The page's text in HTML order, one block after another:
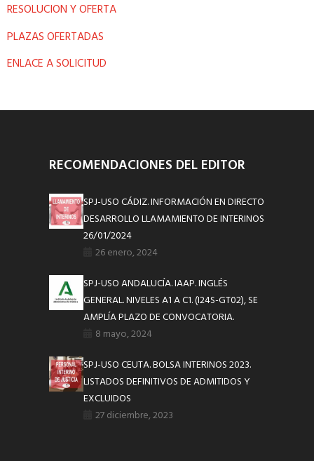
RESOLUCION Y OFERTA
PLAZAS OFERTADAS
ENLACE A SOLICITUD
RECOMENDACIONES DEL EDITOR
SPJ-USO CÁDIZ. INFORMACIÓN EN DIRECTO
DESARROLLO LLAMAMIENTO DE INTERINOS
26/01/2024
26 enero, 2024
SPJ-USO ANDALUCÍA. IAAP. INGLÉS
GENERAL. NIVELES A1 A C1. (I24S-GT02), SE
AMPLÍA PLAZO DE CONVOCATORIA.
8 mayo, 2024
SPJ-USO CEUTA. BOLSA INTERINOS 2023.
LISTADOS DEFINITIVOS DE ADMITIDOS Y
EXCLUIDOS
27 diciembre, 2023